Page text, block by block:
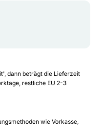
dann beträgt die Lieferzeit
restliche EU 2-3
wie Vorkasse,